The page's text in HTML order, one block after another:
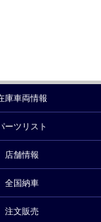
庫車両情報
ーツリスト
店舗情報
全国納車
注文販売